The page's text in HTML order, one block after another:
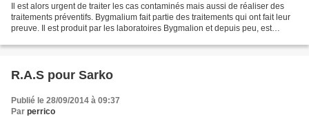
Il est alors urgent de traiter les cas contaminés mais aussi de réaliser des
traitements préventifs. Bygmalium fait partie des traitements qui ont fait leur
preuve. Il est produit par les laboratoires Bygmalion et depuis peu, est
R.A.S pour Sarko
Publié le 28/09/2014 à 09:37
Par perrico